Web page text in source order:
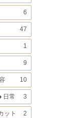
6
47
1
9
10
日常 3
ット 2